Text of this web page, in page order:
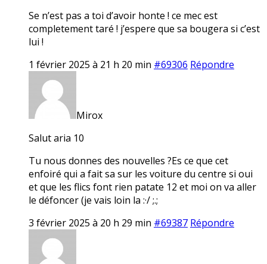
Se n’est pas a toi d’avoir honte ! ce mec est
completement taré ! j’espere que sa bougera si c’est
lui !
1 février 2025 à 21 h 20 min #69306 Répondre
Mirox
Salut aria 10
Tu nous donnes des nouvelles ?Es ce que cet
enfoiré qui a fait sa sur les voiture du centre si oui
et que les flics font rien patate 12 et moi on va aller
le défoncer (je vais loin la :·/ ;.;
3 février 2025 à 20 h 29 min #69387 Répondre